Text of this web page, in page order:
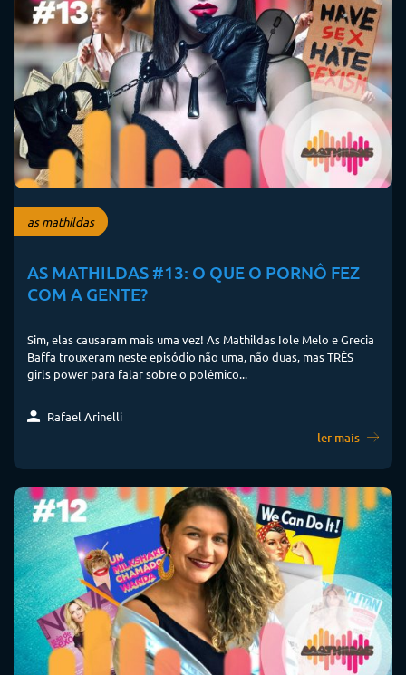
as mathildas
AS MATHILDAS #13: O QUE O PORNÔ FEZ
COM A GENTE?
Sim, elas causaram mais uma vez! As Mathildas Iole Melo e Grecia
Baffa trouxeram neste episódio não uma, não duas, mas TRÊS
girls power para falar sobre o polêmico...
Rafael Arinelli
ler mais